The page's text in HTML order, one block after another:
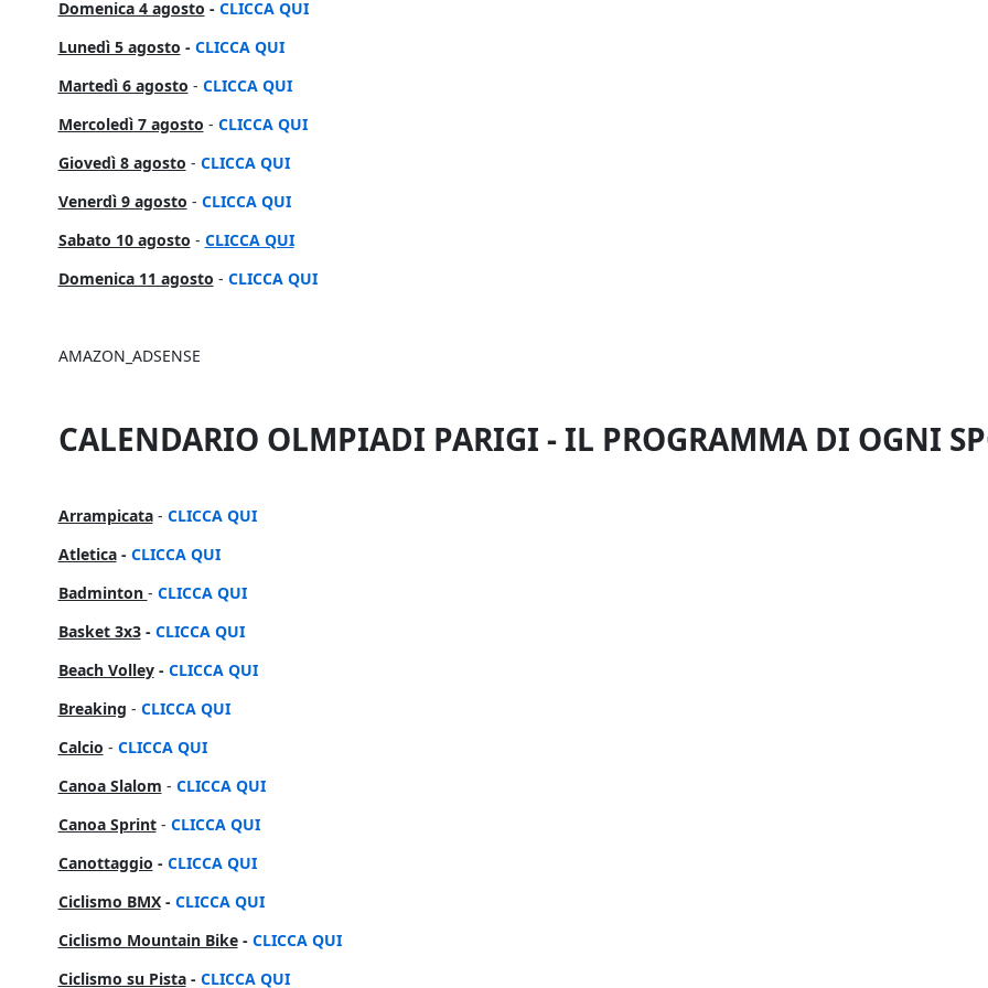
Domenica 4 agosto - CLICCA QUI
Lunedì 5 agosto - CLICCA QUI
Martedì 6 agosto - CLICCA QUI
Mercoledì 7 agosto - CLICCA QUI
Giovedì 8 agosto - CLICCA QUI
Venerdì 9 agosto - CLICCA QUI
Sabato 10 agosto - CLICCA QUI
Domenica 11 agosto - CLICCA QUI
AMAZON_ADSENSE
CALENDARIO OLMPIADI PARIGI - IL PROGRAMMA DI OGNI
Arrampicata- CLICCA QUI
Atletica- CLICCA QUI
Badminton - CLICCA QUI
Basket 3x3- CLICCA QUI
Beach Volley- CLICCA QUI
Breaking - CLICCA QUI
Calcio - CLICCA QUI
Canoa Slalom - CLICCA QUI
Canoa Sprint- CLICCA QUI
Canottaggio - CLICCA QUI
Ciclismo BMX- CLICCA QUI
Ciclismo Mountain Bike- CLICCA QUI
Ciclismo su Pista- CLICCA QUI